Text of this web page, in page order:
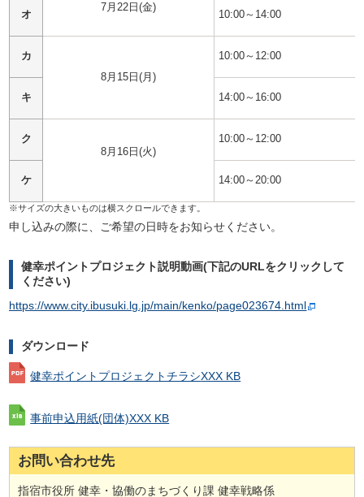
オ
7月22日(金)
10:00～14:00
カ
8月15日(月)
10:00～12:00
キ 14:00～16:00
ク
8月16日(火)
10:00～12:00
ケ 14:00～20:00
申し込みの際に、ご希望の日時をお知らせください。
健幸ポイントプロジェクト説明動画(下記のURLをクリックして
ください)
https://www.city.ibusuki.lg.jp/main/kenko/page023674.html
ダウンロード
健幸ポイントプロジェクトチラシXXX KB
事前申込用紙(団体)XXX KB
お問い合わせ先
指宿市役所 健幸・協働のまちづくり課 健幸戦略係